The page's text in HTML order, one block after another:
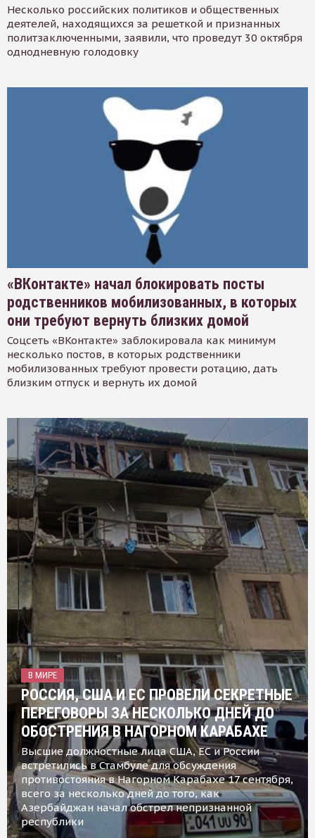
Несколько российских политиков и общественных
деятелей, находящихся за решеткой и признанных
политзаключенными, заявили, что проведут 30 октября
однодневную голодовку
«ВКонтакте» начал блокировать посты
родственников мобилизованных, в которых
они требуют вернуть близких домой
Соцсеть «ВКонтакте» заблокировала как минимум
несколько постов, в которых родственники
мобилизованных требуют провести ротацию, дать
близким отпуск и вернуть их домой
В МИРЕ
РОССИЯ, США И ЕС ПРОВЕЛИ СЕКРЕТНЫЕ
ПЕРЕГОВОРЫ ЗА НЕСКОЛЬКО ДНЕЙ ДО
ОБОСТРЕНИЯ В НАГОРНОМ КАРАБАХЕ
Высшие должностные лица США, ЕС и России
встретились в Стамбуле для обсуждения
противостояния в Нагорном Карабахе 17 сентября,
всего за несколько дней до того, как
Азербайджан начал обстрел непризнанной
республики